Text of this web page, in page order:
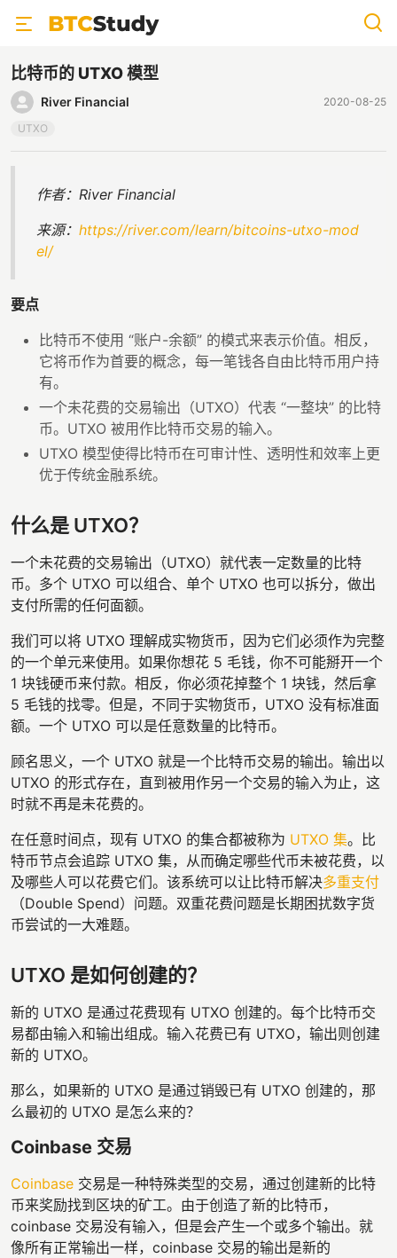
比特币的 UTXO 模型
River Financial
2020-08-25
UTXO
作者：River Financial
来源： https://river.com/learn/bitcoins-utxo-mod
el/
要点
比特币不使用 “账户-余额” 的模式来表示价值。相反，
它将币作为首要的概念，每一笔钱各自由比特币用户持
有。
一个未花费的交易输出（UTXO）代表 “一整块” 的比特
币。UTXO 被用作比特币交易的输入。
UTXO 模型使得比特币在可审计性、透明性和效率上更
优于传统金融系统。
什么是 UTXO？
一个未花费的交易输出（UTXO）就代表一定数量的比特
币。多个 UTXO 可以组合、单个 UTXO 也可以拆分，做出
支付所需的任何面额。
我们可以将 UTXO 理解成实物货币，因为它们必须作为完整
的一个单元来使用。如果你想花 5 毛钱，你不可能掰开一个
1 块钱硬币来付款。相反，你必须花掉整个 1 块钱，然后拿
5 毛钱的找零。但是，不同于实物货币，UTXO 没有标准面
额。一个 UTXO 可以是任意数量的比特币。
顾名思义，一个 UTXO 就是一个比特币交易的输出。输出以
UTXO 的形式存在，直到被用作另一个交易的输入为止，这
时就不再是未花费的。
在任意时间点，现有 UTXO 的集合都被称为 UTXO 集。比
特币节点会追踪 UTXO 集，从而确定哪些代币未被花费，以
及哪些人可以花费它们。该系统可以让比特币解决多重支付
（Double Spend）问题。双重花费问题是长期困扰数字货
币尝试的一大难题。
UTXO 是如何创建的？
新的 UTXO 是通过花费现有 UTXO 创建的。每个比特币交
易都由输入和输出组成。输入花费已有 UTXO，输出则创建
新的 UTXO。
那么，如果新的 UTXO 是通过销毁已有 UTXO 创建的，那
么最初的 UTXO 是怎么来的？
Coinbase 交易
Coinbase 交易是一种特殊类型的交易，通过创建新的比特
币来奖励找到区块的矿工。由于创造了新的比特币，
coinbase 交易没有输入，但是会产生一个或多个输出。就
像所有正常输出一样，coinbase 交易的输出是新的